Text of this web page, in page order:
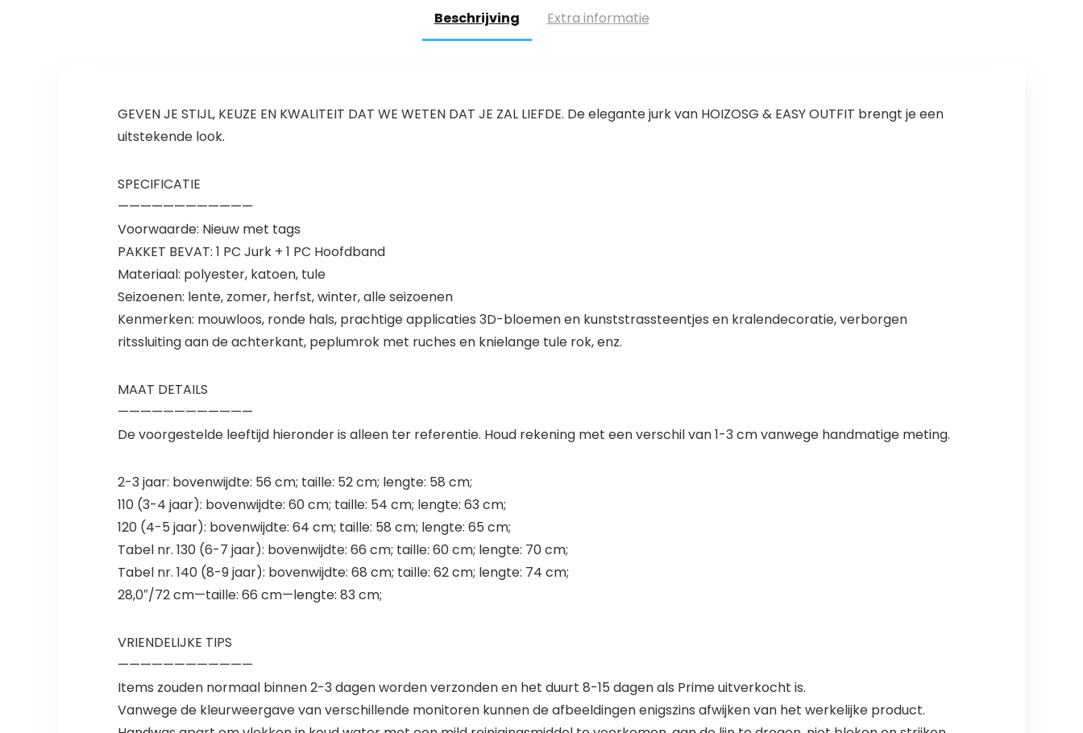
Beschrijving Extra informatie
GEVEN JE STIJL, KEUZE EN KWALITEIT DAT WE WETEN DAT JE ZAL LIEFDE. De elegante jurk van HOIZOSG & EASY OUTFIT brengt je een
uitstekende look.
SPECIFICATIE
————————————
Voorwaarde: Nieuw met tags
PAKKET BEVAT: 1 PC Jurk + 1 PC Hoofdband
Materiaal: polyester, katoen, tule
Seizoenen: lente, zomer, herfst, winter, alle seizoenen
Kenmerken: mouwloos, ronde hals, prachtige applicaties 3D-bloemen en kunststrassteentjes en kralendecoratie, verborgen
ritssluiting aan de achterkant, peplumrok met ruches en knielange tule rok, enz.
MAAT DETAILS
————————————
De voorgestelde leeftijd hieronder is alleen ter referentie. Houd rekening met een verschil van 1-3 cm vanwege handmatige meting.
2-3 jaar: bovenwijdte: 56 cm; taille: 52 cm; lengte: 58 cm;
110 (3-4 jaar): bovenwijdte: 60 cm; taille: 54 cm; lengte: 63 cm;
120 (4-5 jaar): bovenwijdte: 64 cm; taille: 58 cm; lengte: 65 cm;
Tabel nr. 130 (6-7 jaar): bovenwijdte: 66 cm; taille: 60 cm; lengte: 70 cm;
Tabel nr. 140 (8-9 jaar): bovenwijdte: 68 cm; taille: 62 cm; lengte: 74 cm;
28,0″/72 cm—taille: 66 cm—lengte: 83 cm;
VRIENDELIJKE TIPS
————————————
Items zouden normaal binnen 2-3 dagen worden verzonden en het duurt 8-15 dagen als Prime uitverkocht is.
Vanwege de kleurweergave van verschillende monitoren kunnen de afbeeldingen enigszins afwijken van het werkelijke product.